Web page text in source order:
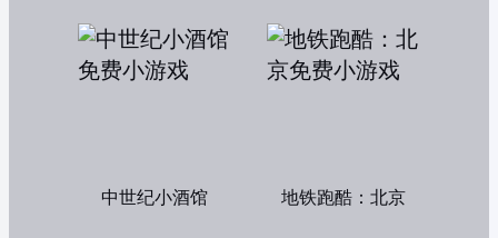
中世纪小酒馆 地铁跑酷：北京